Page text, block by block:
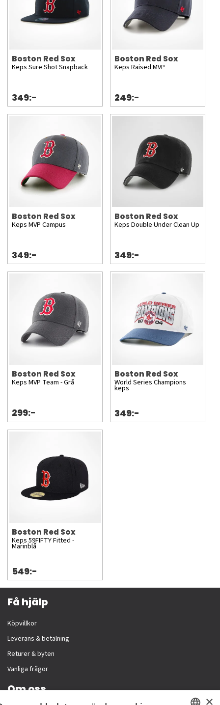
Boston Red Sox
Keps Sure Shot Snapback
349:-
Boston Red Sox
Keps Raised MVP
249:-
Boston Red Sox
Keps MVP Campus
349:-
Boston Red Sox
Keps Double Under Clean Up
349:-
Boston Red Sox
Keps MVP Team - Grå
299:-
Boston Red Sox
World Series Champions
keps
349:-
Boston Red Sox
Keps 59FIFTY Fitted -
Marinblå
549:-
Få hjälp
Köpvillkor
Leverans & betalning
Returer & byten
Vanliga frågor
Om oss
×